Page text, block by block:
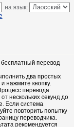
на язык:
перевод
два простых
нажмите кнопку.
перевода
нескольких секунд до
Если система
повторить попытку
переводчика.
рекомендуется